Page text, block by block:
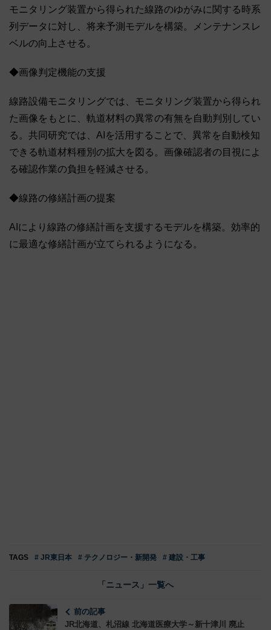
モニタリング装置から得られた線路のゆがみに関する時系
列データに対し、将来予測モデルを構築。メンテナンスレ
ベルの向上させる。
◆画像判定機能の支援
線路設備モニタリングでは、モニタリング装置から得られ
た画像をもとに、軌道材料の異常の有無を自動判別してい
る。共同研究では、AIを活用することで、異常を自動検知
できる軌道材料種別の拡大を図る。画像確認者の目視によ
る確認作業の負担を軽減させる。
◆線路の修繕計画の提案
AIにより線路の修繕計画を支援するモデルを構築。効率的
に最適な修繕計画が立てられるようになる。
TAGS # JR東日本 # テクノロジー・新開発 # 建設・工事
「ニュース」一覧へ
前の記事
JR北海道、札沼線 北海道医療大学～新十津川 廃止